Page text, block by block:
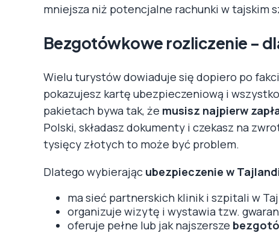
mniejsza niż potencjalne rachunki w tajskim
Bezgotówkowe rozliczenie –
Wielu turystów dowiaduje się dopiero po
pokazujesz kartę ubezpieczeniową i
pakietach bywa tak, że musisz najpierw
Polski, składasz dokumenty i czekasz na
tysięcy złotych to może być problem.
Dlatego wybierając ubezpieczenie w
ma sieć partnerskich klinik i szpitali w
organizuje wizytę i wystawia tzw.
oferuje pełne lub jak najszersze